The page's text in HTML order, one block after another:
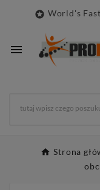
 World's

Strona